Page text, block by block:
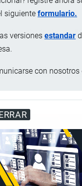
siguiente formulario.
versiones estandar
con nosotros
de jarabe de glucosa:
4 medidas (47 g)